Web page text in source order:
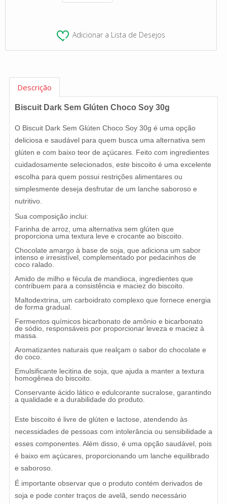
Adicionar a Lista de Desejos
Descrição
Biscuit Dark Sem Glúten Choco Soy 30g
O Biscuit Dark Sem Glúten Choco Soy 30g é uma opção
deliciosa e saudável para quem busca uma alternativa sem
glúten e com baixo teor de açúcares. Feito com ingredientes
cuidadosamente selecionados, este biscoito é uma excelente
escolha para quem possui restrições alimentares ou
simplesmente deseja desfrutar de um lanche saboroso e
nutritivo.
Sua composição inclui:
Farinha de arroz, uma alternativa sem glúten que
proporciona uma textura leve e crocante ao biscoito.
Chocolate amargo à base de soja, que adiciona um sabor
intenso e irresistível, complementado por pedacinhos de
coco ralado.
Amido de milho e fécula de mandioca, ingredientes que
contribuem para a consistência e maciez do biscoito.
Maltodextrina, um carboidrato complexo que fornece energia
de forma gradual.
Fermentos químicos bicarbonato de amônio e bicarbonato
de sódio, responsáveis por proporcionar leveza e maciez à
massa.
Aromatizantes naturais que realçam o sabor do chocolate e
do coco.
Emulsificante lecitina de soja, que ajuda a manter a textura
homogênea do biscoito.
Conservante ácido lático e edulcorante sucralose, garantindo
a qualidade e a durabilidade do produto.
Este biscoito é livre de glúten e lactose, atendendo às
necessidades de pessoas com intolerância ou sensibilidade a
esses componentes. Além disso, é uma opção saudável, pois
é baixo em açúcares, proporcionando um lanche equilibrado
e saboroso.
É importante observar que o produto contém derivados de
soja e pode conter traços de avelã, sendo necessário